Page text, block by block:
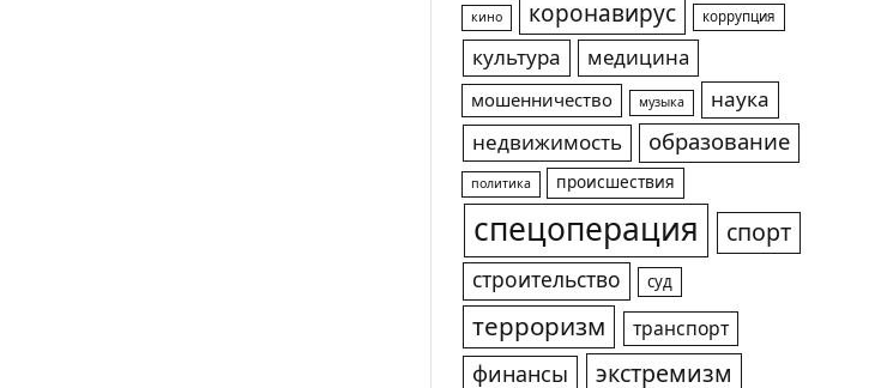
кино коронавирус коррупция
культура медицина
мошенничество музыка
наука
недвижимость
образование
политика происшествия
спецоперация спорт
строительство суд
терроризм транспорт
финансы экстремизм